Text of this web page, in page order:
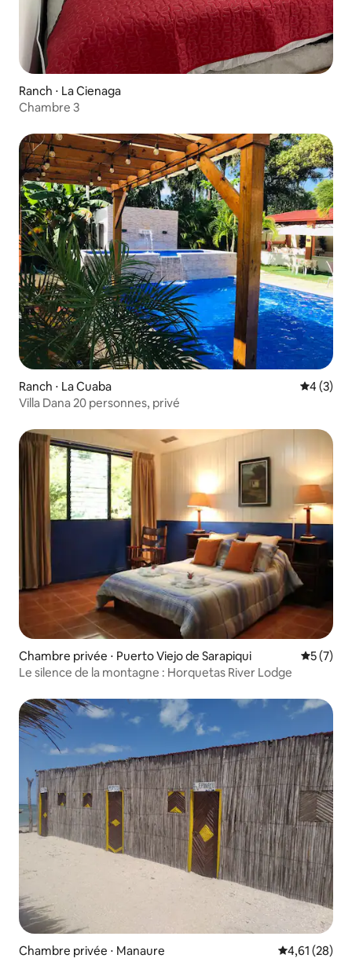
Ranch ⋅ La Cienaga
Chambre 3
Ranch ⋅ La Cuaba
4 (3)
Villa Dana 20 personnes, privé
Chambre privée ⋅ Puerto Viejo de Sarapiqui
5 (7)
Le silence de la montagne : Horquetas River Lodge
Chambre privée ⋅ Manaure Évaluation
4,61 (28)